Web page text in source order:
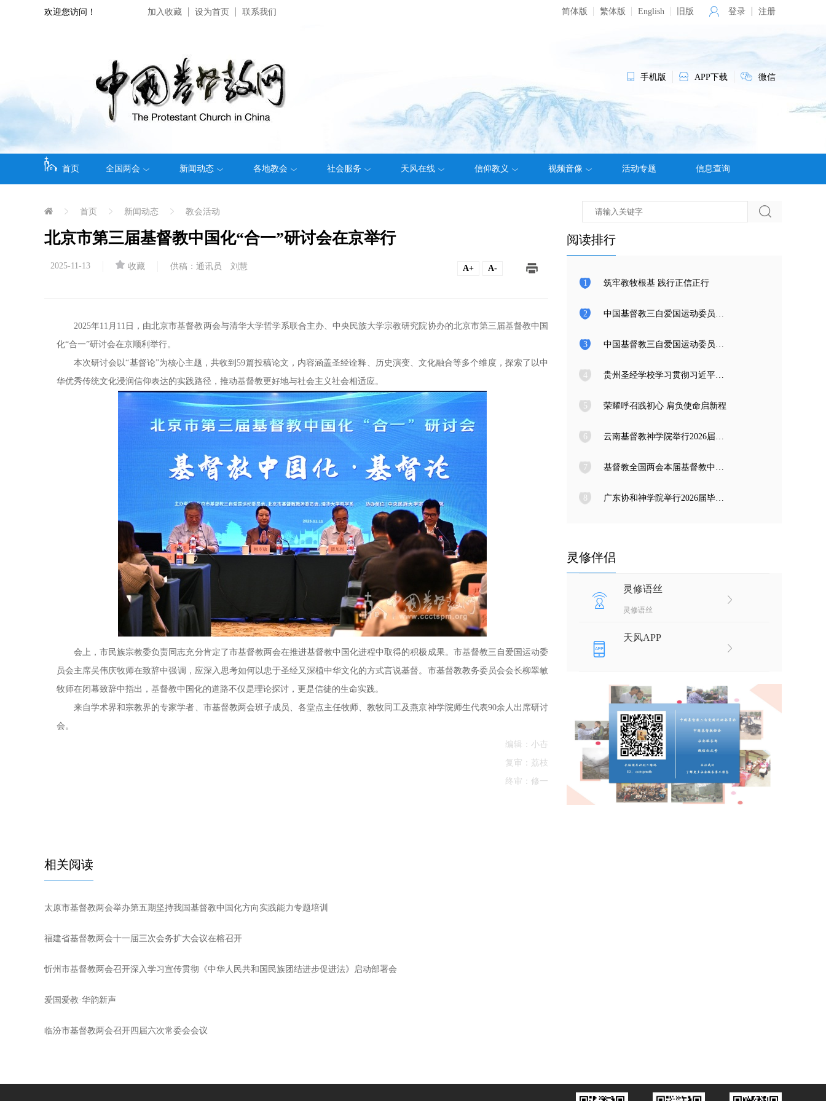
欢迎您访问！ 加入收藏 设为首页 联系我们 简体版 繁体版 English 旧版 登录 注册
手机版 APP下载 微信
首页 全国两会 新闻动态 各地教会 社会服务 天风在线 信仰教义 视频音像 活动专题 信息查询
首页 新闻动态 教会活动
北京市第三届基督教中国化“合一”研讨会在京举行
2025-11-13 收藏 供稿：通讯员 刘慧 A+ A-
2025年11月11日，由北京市基督教两会与清华大学哲学系联合主办、中央民族大学宗教研究院协办的北京市第三届基督教中国
化“合一”研讨会在京顺利举行。
本次研讨会以“基督论”为核心主题，共收到59篇投稿论文，内容涵盖圣经诠释、历史演变、文化融合等多个维度，探索了以中
华优秀传统文化浸润信仰表达的实践路径，推动基督教更好地与社会主义社会相适应。
会上，市民族宗教委负责同志充分肯定了市基督教两会在推进基督教中国化进程中取得的积极成果。市基督教三自爱国运动委
员会主席吴伟庆牧师在致辞中强调，应深入思考如何以忠于圣经又深植中华文化的方式言说基督。市基督教教务委员会会长柳翠敏
牧师在闭幕致辞中指出，基督教中国化的道路不仅是理论探讨，更是信徒的生命实践。
来自学术界和宗教界的专家学者、市基督教两会班子成员、各堂点主任牧师、教牧同工及燕京神学院师生代表90余人出席研讨
会。
编辑：小卋
复审：荔枝
终审：修一
相关阅读
太原市基督教两会举办第五期坚持我国基督教中国化方向实践能力专题培训
福建省基督教两会十一届三次会务扩大会议在榕召开
忻州市基督教两会召开深入学习宣传贯彻《中华人民共和国民族团结进步促进法》启动部署会
爱国爱教·华韵新声
临汾市基督教两会召开四届六次常委会会议
阅读排行
1 筑牢教牧根基 践行正信正行
2 中国基督教三自爱国运动委员会2026年度公开招聘工作人员面试公告
3 中国基督教三自爱国运动委员会2026年度公开招聘应届高校毕业生面试公告
4 贵州圣经学校学习贯彻习近平总书记在庆祝中国共产党成立105周年大会上的重要讲话精神
5 荣耀呼召践初心 肩负使命启新程
6 云南基督教神学院举行2026届毕业典礼
7 基督教全国两会本届基督教中国化推进委员会在成都召开专题编写工作会议
8 广东协和神学院举行2026届毕业感恩崇拜暨毕业典礼
灵修伴侣
灵修语丝
灵修语丝
天风APP